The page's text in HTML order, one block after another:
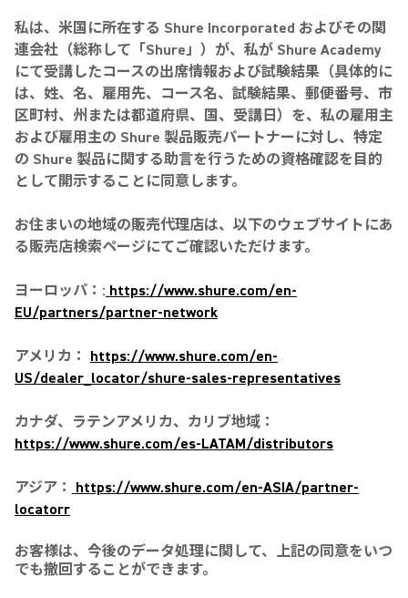
私は、米国に所在する Shure Incorporated およびその関
連会社（総称して「Shure」）が、私が Shure Academy
にて受講したコースの出席情報および試験結果（具体的に
は、姓、名、雇用先、コース名、試験結果、郵便番号、市
区町村、州または都道府県、国、受講日）を、私の雇用主
および雇用主の Shure 製品販売パートナーに対し、特定
の Shure 製品に関する助言を行うための資格確認を目的
として開示することに同意します。
お住まいの地域の販売代理店は、以下のウェブサイトにあ
る販売店検索ページにてご確認いただけます。
ヨーロッパ：: https://www.shure.com/en-
EU/partners/partner-network
アメリカ： https://www.shure.com/en-
US/dealer_locator/shure-sales-representatives
カナダ、ラテンアメリカ、カリブ地域：
https://www.shure.com/es-LATAM/distributors
アジア： https://www.shure.com/en-ASIA/partner-
locatorr
お客様は、今後のデータ処理に関して、上記の同意をいつ
でも撤回することができます。